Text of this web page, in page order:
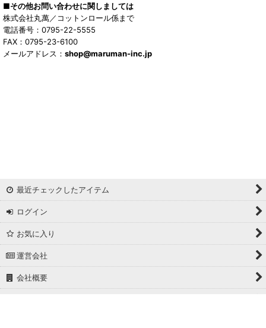
■その他お問い合わせに関しましては
株式会社丸萬／コットンロール係まで
電話番号：0795-22-5555
FAX：0795-23-6100
メールアドレス： shop@maruman-inc.jp
最近チェックしたアイテム
ログイン
お気に入り
運営会社
会社概要